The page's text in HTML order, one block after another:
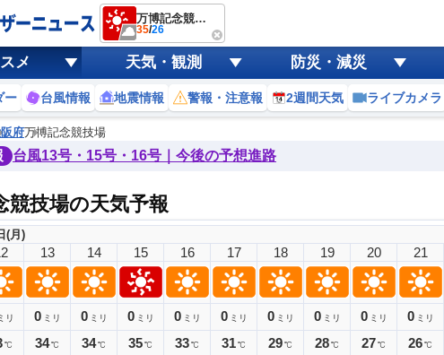
万博記念競技場
35/26
メ 天気・観測 防災・減災
ー 台風情報 地震情報 警報・注意報 2週間天気 ライブカメラ
府万博記念競技場
台風13号・15号・16号｜今後の予想進路
競技場の天気予報
(月)
リ
℃
13
0 ミリ
34℃
14
0 ミリ
34℃
15
0 ミリ
35℃
16
0 ミリ
33℃
17
0 ミリ
31℃
18
0 ミリ
29℃
19
0 ミリ
28℃
20
0 ミリ
27℃
21
0 ミリ
26℃